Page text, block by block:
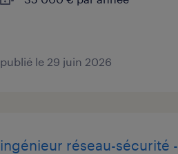
publié le 29 juin 2026
ingénieur réseau-sécurité -